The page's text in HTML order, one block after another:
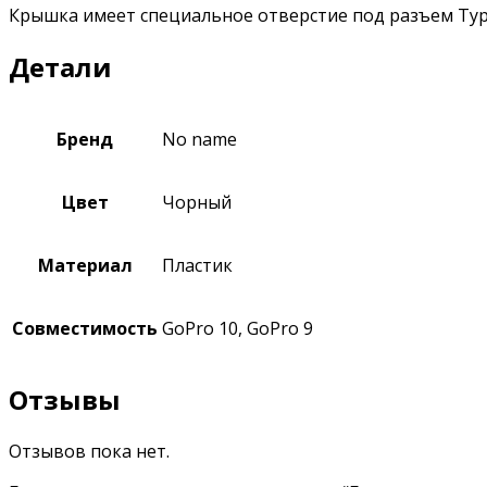
Крышка имеет специальное отверстие под разъем
Детали
Бренд No name
Цвет Чорный
Материал Пластик
Совместимость GoPro 10, GoPro 9
Отзывы
Отзывов пока нет.